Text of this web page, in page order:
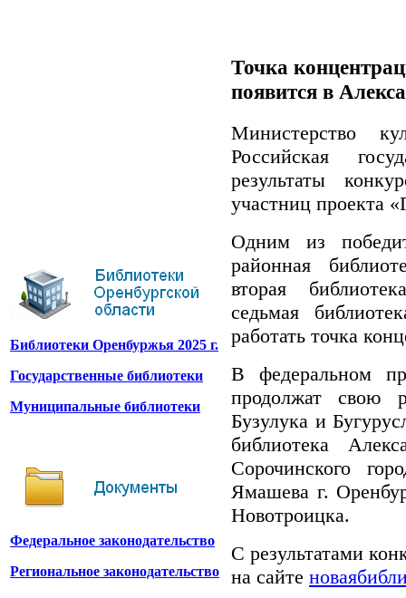
Библиотеки Оренбуржья 2025 г.
Государственные библиотеки
Муниципальные библиотеки
Федеральное законодательство
Региональное законодательство
Точка
появится в
Министерство
Российская
результаты
участниц проекта
Одним из
районная
вторая
седьмая
работать точка
В федеральном
продолжат свою
Бузулука и
библиотека
Сорочинского
Ямашева г.
Новотроицка.
С результатами
на сайте